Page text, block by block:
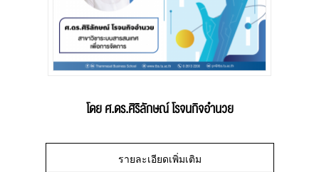
โดย ศ.ดร.ศิริลักษณ์ โรจนกิจอำนวย
รายละเอียดเพิ่มเติม